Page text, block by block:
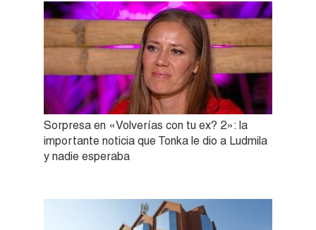
Sorpresa en «Volverías con tu ex? 2»: la
importante noticia que Tonka le dio a Ludmila
y nadie esperaba